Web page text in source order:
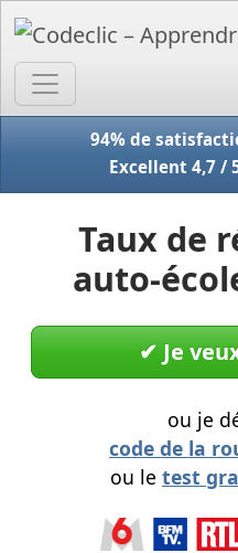
94% de
Excellent 4,7 /
Taux de
auto-
✔︎ Je
ou je
code de la
ou le test